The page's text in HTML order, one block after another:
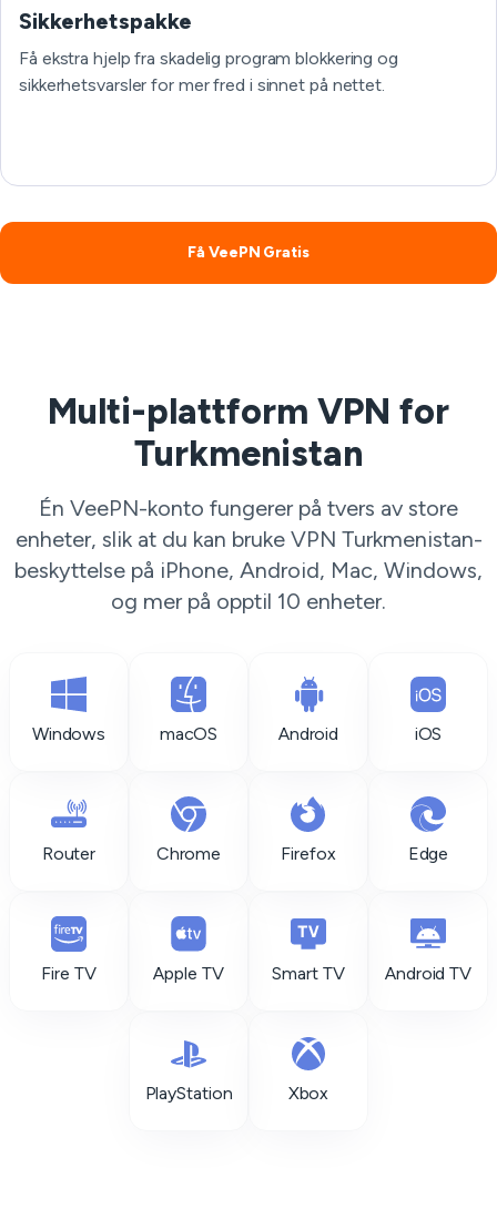
Sikkerhetspakke
Få ekstra hjelp fra skadelig program blokkering og
sikkerhetsvarsler for mer fred i sinnet på nettet.
Få VeePN Gratis
Multi-plattform VPN for
Turkmenistan
Én VeePN-konto fungerer på tvers av store
enheter, slik at du kan bruke VPN Turkmenistan-
beskyttelse på iPhone, Android, Mac, Windows,
og mer på opptil 10 enheter.
Windows macOS Android iOS
Router Chrome Firefox Edge
Fire TV Apple TV Smart TV Android TV
PlayStation Xbox